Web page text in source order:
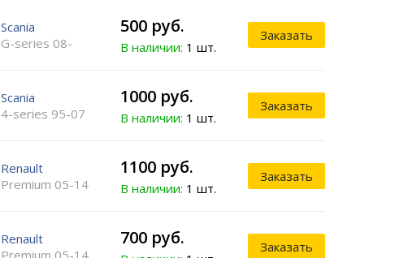
Scania
G-series 08-
500 руб.
В наличии: 1 шт.
Заказать
Scania
4-series 95-07
1000 руб.
В наличии: 1 шт.
Заказать
Renault
Premium 05-14
1100 руб.
В наличии: 1 шт.
Заказать
Renault
Premium 05-14
700 руб. Заказать